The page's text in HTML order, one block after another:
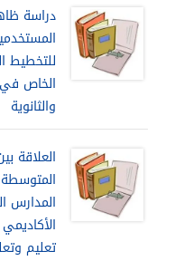
دراسة
للتخطيط
الخاص في
والثانوية
العلاقة
المدارس
تعليم